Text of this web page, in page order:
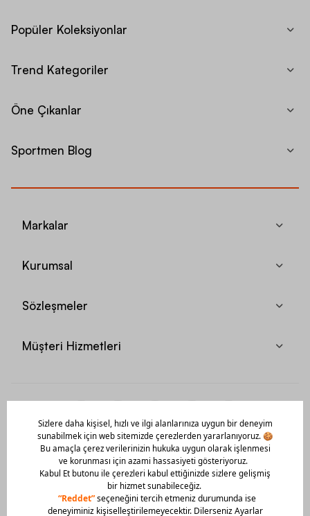
Popüler Koleksiyonlar
Trend Kategoriler
Öne Çıkanlar
Sportmen Blog
Markalar
Kurumsal
Sözleşmeler
Müşteri Hizmetleri
Mobil Uygulamamızı Hemen İndir!